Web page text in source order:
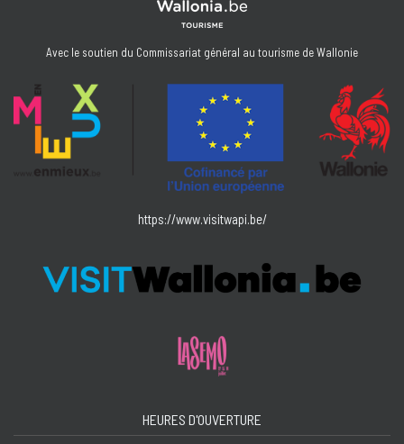
Avec le soutien du Commissariat général au tourisme de Wallonie
https://www.visitwapi.be/
HEURES D'OUVERTURE